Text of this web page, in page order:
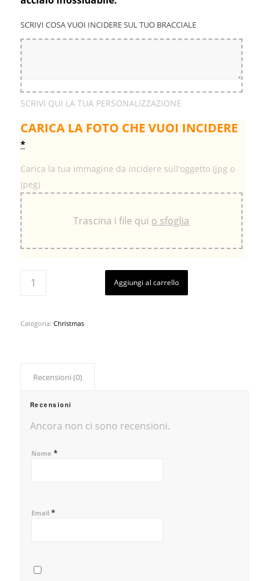
SCRIVI COSA VUOI INCIDERE SUL TUO BRACCIALE
SCRIVI QUI LA TUA PERSONALIZZAZIONE
CARICA LA FOTO CHE VUOI INCIDERE
*
Carica la tua immagine da incidere sull'oggetto (jpg o
jpeg)
Trascina i file qui o sfoglia
Aggiungi al carrello
Categoria: Christmas
Recensioni (0)
Recensioni
Ancora non ci sono recensioni.
Nome *
Email *